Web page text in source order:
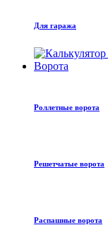
Для гаража
Ворота
Роллетные ворота
Решетчатые ворота
Распашные ворота